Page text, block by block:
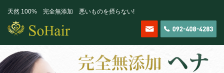
天然 100% 完全無添加 悪いものを摂らない!